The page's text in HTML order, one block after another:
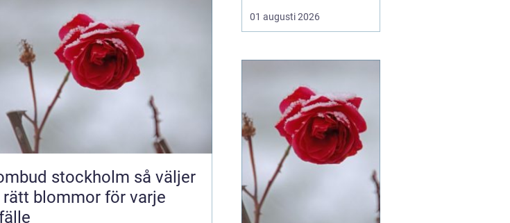
stockholm så väljer
rätt blommor för varje
För många förare blir
servicefrågan ändå
tills en varningslampa
känns fel. Ge...
01 augusti 2026